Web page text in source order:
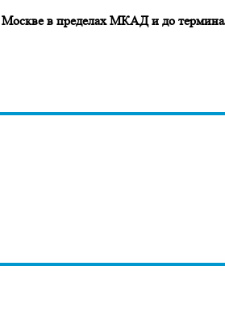
в пределах МКАД и до